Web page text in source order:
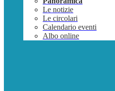
Le notizie
Le circolari
Calendario eventi
Albo online